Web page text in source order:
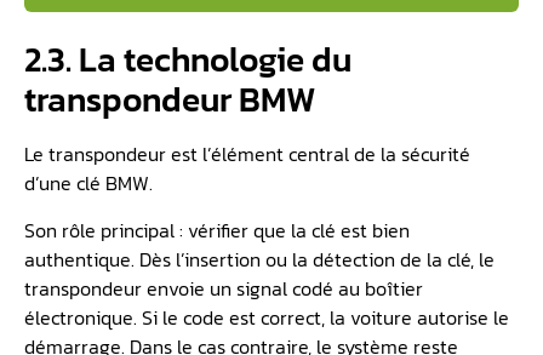
2.3. La technologie du
transpondeur BMW
Le transpondeur est l’élément central de la sécurité
d’une clé BMW.
Son rôle principal : vérifier que la clé est bien
authentique. Dès l’insertion ou la détection de la clé, le
transpondeur envoie un signal codé au boîtier
électronique. Si le code est correct, la voiture autorise le
démarrage. Dans le cas contraire, le système reste